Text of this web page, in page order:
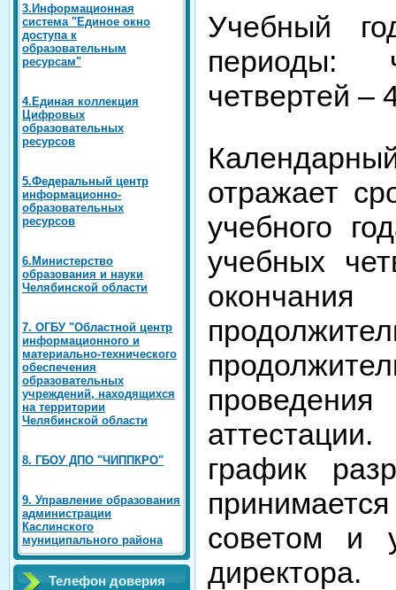
3.Информационная
система "Единое окно
доступа к
образовательным
ресурсам"
4.Единая коллекция
Цифровых
образовательных
ресурсов
5.Федеральный центр
информационно-
образовательных
ресурсов
6.Министерство
образования и науки
Челябинской области
7. ОГБУ "Областной центр
информационного и
материально-технического
обеспечения
образовательных
учреждений, находящихся
на территории
Челябинской области
8. ГБОУ ДПО "ЧИППКРО"
9. Управление образования
администрации
Каслинского
муниципального района
Телефон доверия
Учебный
периоды:
четвертей –
отражает
учебного
учебных
график
советом и
директора.